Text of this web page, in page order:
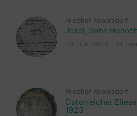
Friedhof Kobersdorf
Josel, Sohn
Friedhof Kobersdorf
Österreicher
1923